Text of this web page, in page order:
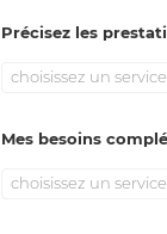
Précisez les
choisissez un service
Mes besoins
choisissez un service